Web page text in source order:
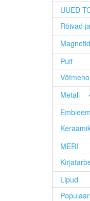
UUED
Rõivad
Magnetid
Puit
Metall
MERI
Lipud